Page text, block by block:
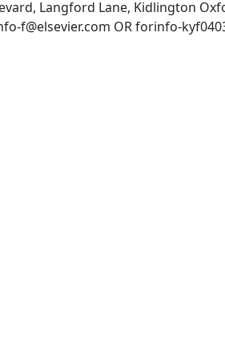
Langford Lane, Kidlington
f@elsevier.com ORforinfo-